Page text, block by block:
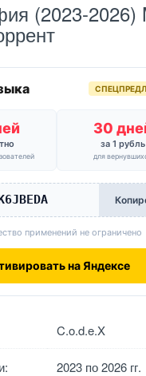
(2023-2026)
30
за 1 рубль
для
применений не ограничено
на Яндексе
C.o.d.e.X
2023 по 2026 гг.